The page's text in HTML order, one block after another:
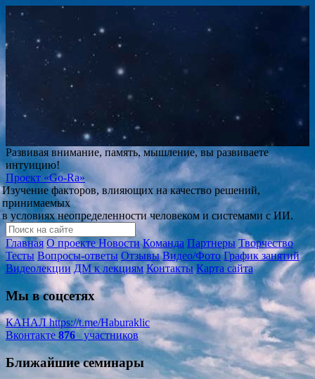
Развивая внимание, память, мышление, вы развиваете
интуицию!
Проект «Go-Ra»
Изучение факторов, влияющих на качество решений,
принимаемых
в условиях неопределенности человеком и системами с ИИ.
Главная О проектеНовости Команда Партнеры Творчество
Тесты Вопросы-ответы Отзывы Видео/Фото График занятий
Видеолекции ДМ к лекциям Контакты Карта сайта
Мы в соцсетях
КАНАЛhttps://t.me/Haburaklic
Вконтакте 876участников
Ближайшие семинары